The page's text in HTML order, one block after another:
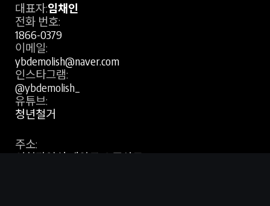
대표자:임채인
전화 번호:
1866-0379
이메일:
ybdemolish@naver.com
인스타그램:
@ybdemolish_
유튜브:
청년철거
주소:
인천광역시 계양구 오조산로 91,